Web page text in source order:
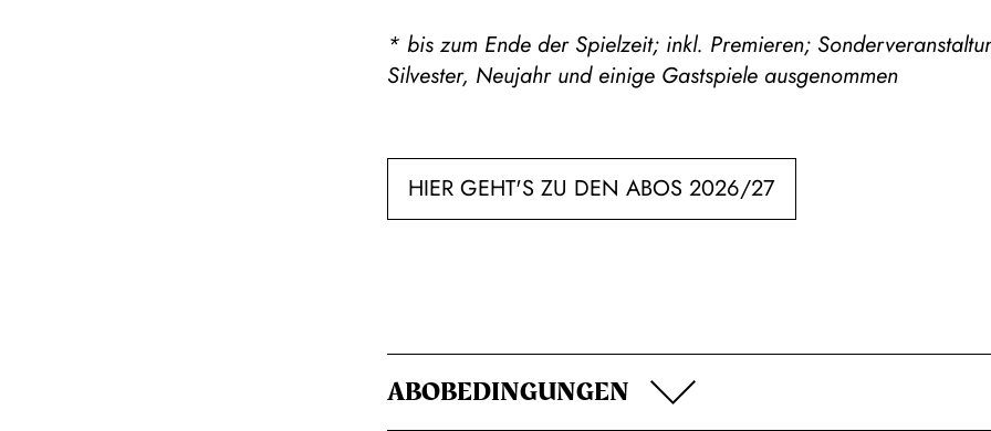
* bis zum Ende der Spielzeit; inkl. Premieren;
Silvester, Neujahr und einige Gastspiele ausgenommen
HIER GEHT'S ZU DEN ABOS 2026/27
ABOBEDINGUNGEN